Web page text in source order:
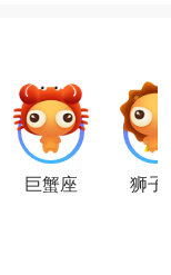
异性的距离，
也愿意听狮子
人的时候是非
巨蟹座 狮子